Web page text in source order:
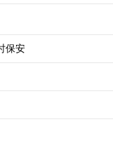
保安